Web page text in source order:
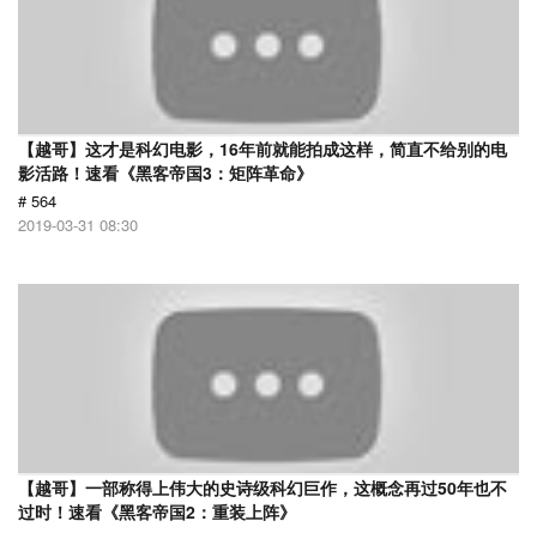
【越哥】这才是科幻电影，16年前就能拍成这样，简直不给别的电
影活路！速看《黑客帝国3：矩阵革命》
# 564
2019-03-31 08:30
【越哥】一部称得上伟大的史诗级科幻巨作，这概念再过50年也不
过时！速看《黑客帝国2：重装上阵》